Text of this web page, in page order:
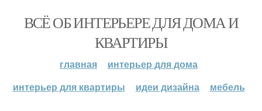
ВСЁ ОБ ИНТЕРЬЕРЕ ДЛЯ ДОМА И
КВАРТИРЫ
главная
интерьер для дома
интерьер для квартиры
идеи дизайна мебель